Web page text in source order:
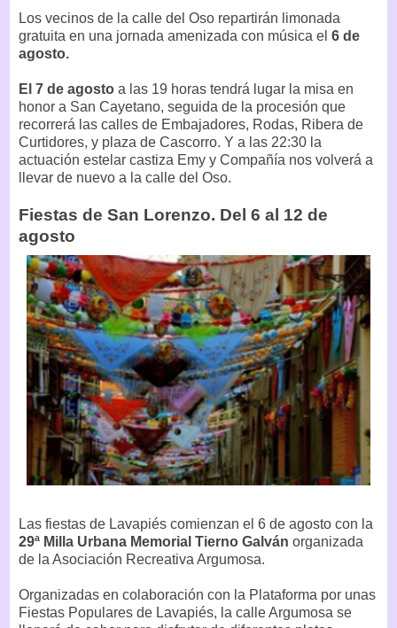
Los vecinos de la calle del Oso repartirán limonada
gratuita en una jornada amenizada con música el 6 de
agosto.
El 7 de agosto a las 19 horas tendrá lugar la misa en
honor a San Cayetano, seguida de la procesión que
recorrerá las calles de Embajadores, Rodas, Ribera de
Curtidores, y plaza de Cascorro. Y a las 22:30 la
actuación estelar castiza Emy y Compañía nos volverá a
llevar de nuevo a la calle del Oso.
Fiestas de San Lorenzo. Del 6 al 12 de
agosto
Las fiestas de Lavapiés comienzan el 6 de agosto con la
29ª Milla Urbana Memorial Tierno Galván organizada
de la Asociación Recreativa Argumosa.
Organizadas en colaboración con la Plataforma por unas
Fiestas Populares de Lavapiés, la calle Argumosa se